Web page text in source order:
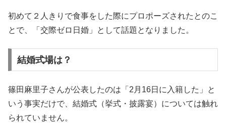
初めて２人きりで食事をした際にプロポーズされたとのこ
とで、「交際ゼロ日婚」として話題となりました。
結婚式場は？
篠田麻里子さんが公表したのは「2月16日に入籍した」と
いう事実だけで、結婚式（挙式・披露宴）については触れ
られていません。